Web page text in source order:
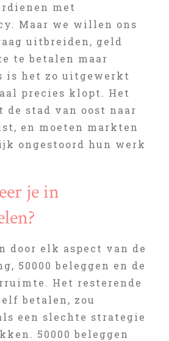
met
Maar we willen ons
uitbreiden, geld
te betalen maar
is het zo uitgewerkt
precies klopt. Het
de stad van oost naar
en moeten markten
ongestoord hun werk
je in
door elk aspect van de
50000 beleggen en de
Het resterende
betalen, zou
een slechte strategie
50000 beleggen